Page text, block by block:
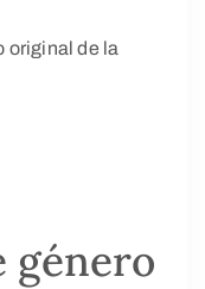
original de la
género